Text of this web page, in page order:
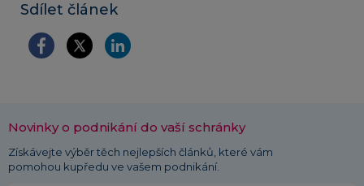
Sdílet článek
Novinky o podnikání do vaší schránky
Získávejte výběr těch nejlepších článků, které vám
pomohou kupředu ve vašem podnikání.